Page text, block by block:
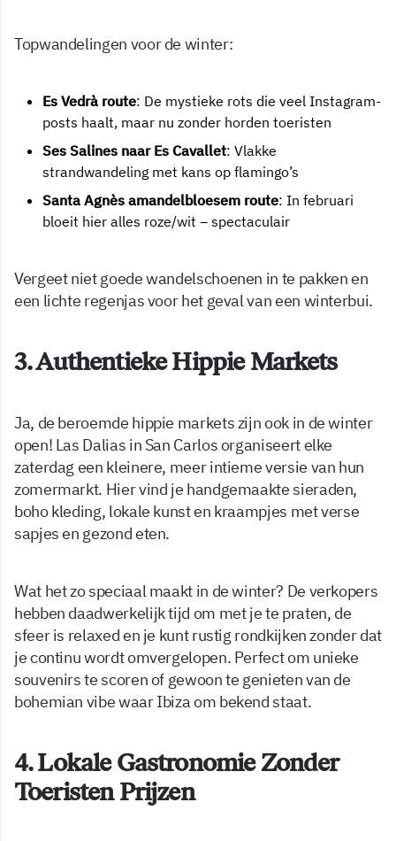
Topwandelingen voor de winter:
Es Vedrà route: De mystieke rots die veel Instagram-
posts haalt, maar nu zonder horden toeristen
Ses Salines naar Es Cavallet: Vlakke
strandwandeling met kans op flamingo’s
Santa Agnès amandelbloesem route: In februari
bloeit hier alles roze/wit – spectaculair
Vergeet niet goede wandelschoenen in te pakken en
een lichte regenjas voor het geval van een winterbui.
3. Authentieke Hippie Markets
Ja, de beroemde hippie markets zijn ook in de winter
open! Las Dalias in San Carlos organiseert elke
zaterdag een kleinere, meer intieme versie van hun
zomermarkt. Hier vind je handgemaakte sieraden,
boho kleding, lokale kunst en kraampjes met verse
sapjes en gezond eten.
Wat het zo speciaal maakt in de winter? De verkopers
hebben daadwerkelijk tijd om met je te praten, de
sfeer is relaxed en je kunt rustig rondkijken zonder dat
je continu wordt omvergelopen. Perfect om unieke
souvenirs te scoren of gewoon te genieten van de
bohemian vibe waar Ibiza om bekend staat.
4. Lokale Gastronomie Zonder
Toeristen Prijzen